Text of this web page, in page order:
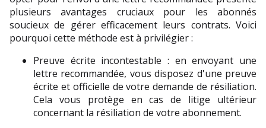
plusieurs avantages cruciaux pour les abonnés
soucieux de gérer efficacement leurs contrats. Voici
pourquoi cette méthode est à privilégier :
Preuve écrite incontestable : en envoyant une
lettre recommandée, vous disposez d'une preuve
écrite et officielle de votre demande de résiliation.
Cela vous protège en cas de litige ultérieur
concernant la résiliation de votre abonnement.